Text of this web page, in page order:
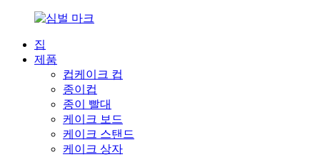
집
제품
컵케이크 컵
종이컵
종이 빨대
케이크 보드
케이크 스탠드
케이크 상자